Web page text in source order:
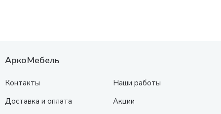
АркоМебель
Контакты
Доставка и оплата
Наши работы
Акции